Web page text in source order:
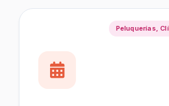
Peluquerías,